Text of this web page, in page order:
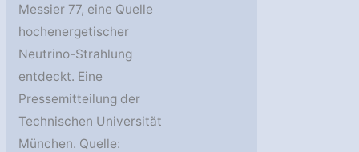
Messier 77, eine Quelle
hochenergetischer
Neutrino-Strahlung
entdeckt. Eine
Pressemitteilung der
Technischen Universität
München. Quelle: